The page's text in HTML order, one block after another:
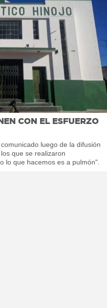
CON EL ESFUERZO
luego de la difusión
que se realizaron
lo que hacemos es a pulmón".